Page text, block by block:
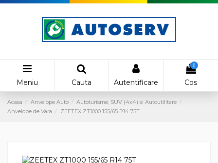
Meniu Cauta Autentificare
0
Cos
Acasa Anvelope Auto
Autoturisme, SUV (4x4) si Autoutilitare
Anvelope de Vara
ZEETEX ZT1000 155/65 R14 75T